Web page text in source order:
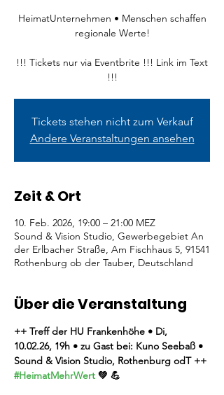
HeimatUnternehmen • Menschen schaffen
regionale Werte!
!!! Tickets nur via Eventbrite !!! Link im Text
!!!
Tickets stehen nicht zum Verkauf
Andere Veranstaltungen ansehen
Zeit & Ort
10. Feb. 2026, 19:00 – 21:00 MEZ
Sound & Vision Studio, Gewerbegebiet An
der Erlbacher Straße, Am Fischhaus 5, 91541
Rothenburg ob der Tauber, Deutschland
Über die Veranstaltung
++ Treff der HU Frankenhöhe • Di,
10.02.26, 19h • zu Gast bei: Kuno Seebaß •
Sound & Vision Studio, Rothenburg odT ++
#HeimatMehrWert 💚 💪